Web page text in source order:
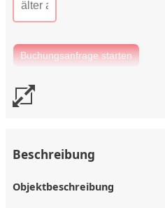
Beschreibung
Objektbeschreibung